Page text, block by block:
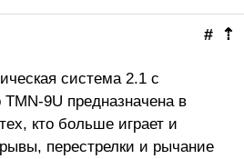
⇡
#
система 2.1 с
9U предназначена в
кто больше играет и
перестрелки и рычание